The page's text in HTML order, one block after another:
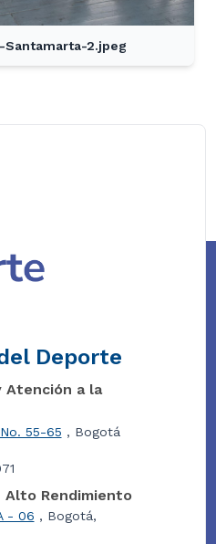
2.jpeg
Deporte
Atención a la
55-65 , Bogotá
Alto Rendimiento
- 06 , Bogotá,